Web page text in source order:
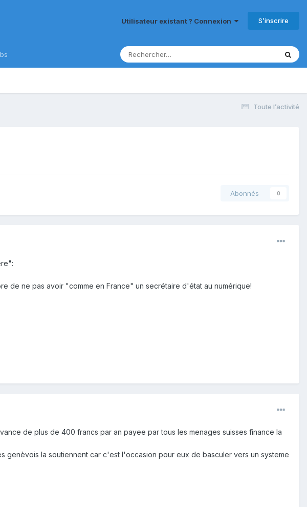
Utilisateur existant ? Connexion S’inscrire
Toute l’activité
Abonnés 0
de ne pas avoir "comme en France" un secrétaire d'état au numérique!
de plus de 400 francs par an payee par tous les menages suisses finance la
genèvois la soutiennent car c'est l'occasion pour eux de basculer vers un systeme